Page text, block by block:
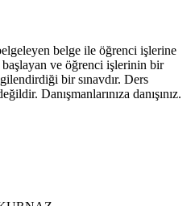
belge ile öğrenci işlerine
ve öğrenci işlerinin bir
bir sınavdır. Ders
Danışmanlarınıza danışınız.